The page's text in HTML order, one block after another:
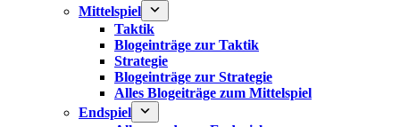
Mittelspiel
Taktik
Blogeinträge zur Taktik
Strategie
Blogeinträge zur Strategie
Alles Blogeiträge zum Mittelspiel
Endspiel